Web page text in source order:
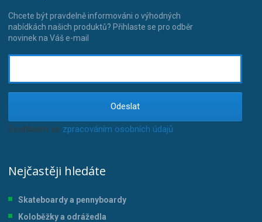
Chcete být pravdelně informováni o výhodných
nabídkách našich produktů? Přihlaste se pro odběr
novinek na Váš e-mail
Odeslat
Souhlasím se zpracováním osobních údajů.
Nejčastěji hledáte
Skateboardy a pennyboardy
Koloběžky a odrážedla